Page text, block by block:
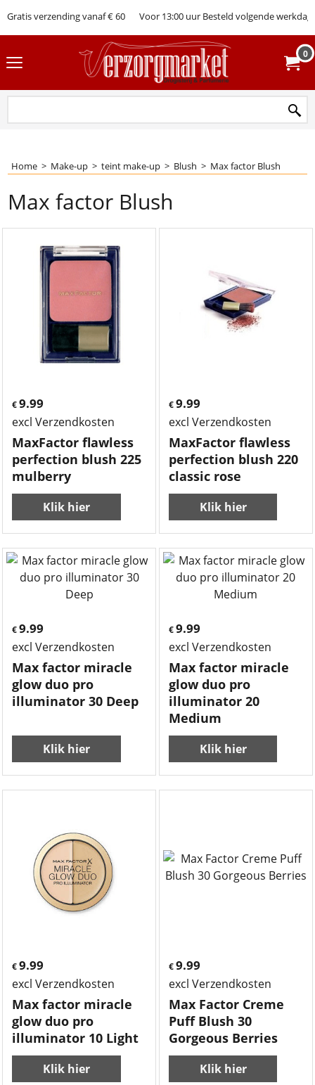
Gratis verzending vanaf € 60 Voor 13:00 uur Besteld volgende werkdag
0
Home > Make-up > teint make-up > Blush > Max factor Blush
Max factor Blush
€ 9.99
excl Verzendkosten
MaxFactor flawless
perfection blush 225
mulberry
Klik hier
€9.99
excl Verzendkosten
MaxFactor flawless
perfection blush 220
classic rose
Klik hier
€ 9.99
excl Verzendkosten
Max factor miracle
glow duo pro
illuminator 30 Deep
Klik hier
€9.99
excl Verzendkosten
Max factor miracle
glow duo pro
illuminator 20
Medium
Klik hier
€ 9.99
excl Verzendkosten
Max factor miracle
glow duo pro
illuminator 10 Light
Klik hier
€9.99
excl Verzendkosten
Max Factor Creme
Puff Blush 30
Gorgeous Berries
Klik hier